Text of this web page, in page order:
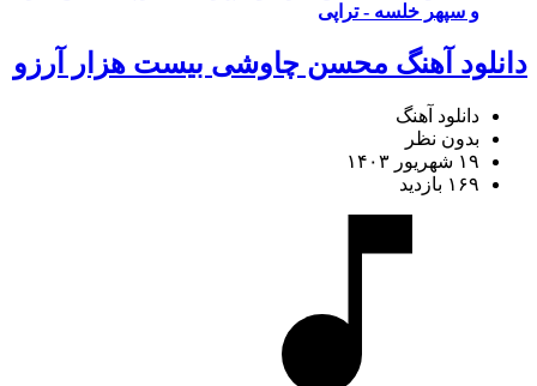
و سپهر خلسه - تراپی
دانلود آهنگ محسن چاوشی بیست هزار آرزو
دانلود آهنگ
بدون نظر
۱۹ شهریور ۱۴۰۳
۱۶۹ بازدید